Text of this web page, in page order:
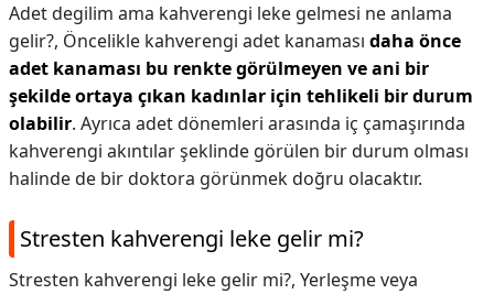
Adet degilim ama kahverengi leke gelmesi ne anlama
gelir?, Öncelikle kahverengi adet kanaması daha önce
adet kanaması bu renkte görülmeyen ve ani bir
şekilde ortaya çıkan kadınlar için tehlikeli bir durum
olabilir. Ayrıca adet dönemleri arasında iç çamaşırında
kahverengi akıntılar şeklinde görülen bir durum olması
halinde de bir doktora görünmek doğru olacaktır.
Stresten kahverengi leke gelir mi?
Stresten kahverengi leke gelir mi?, Yerleşme veya